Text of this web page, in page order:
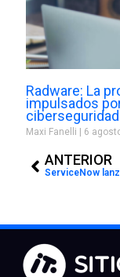
Radware: La
impulsados
ciberseguridad
Maxi Fanelli 6
ANTERIOR